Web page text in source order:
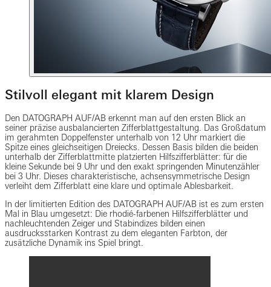
Stilvoll elegant mit klarem Design
Den DATOGRAPH AUF/AB erkennt man auf den ersten Blick an
seiner präzise ausbalancierten Zifferblattgestaltung. Das Großdatum
im gerahmten Doppelfenster unterhalb von 12 Uhr markiert die
Spitze eines gleichseitigen Dreiecks. Dessen Basis bilden die beiden
unterhalb der Zifferblattmitte platzierten Hilfszifferblätter: für die
kleine Sekunde bei 9 Uhr und den exakt springenden Minutenzähler
bei 3 Uhr. Dieses charakteristische, achsensymmetrische Design
verleiht dem Zifferblatt eine klare und optimale Ablesbarkeit.
In der limitierten Edition des DATOGRAPH AUF/AB ist es zum ersten
Mal in Blau umgesetzt: Die rhodié-farbenen Hilfszifferblätter und
nachleuchtenden Zeiger und Stabindizes bilden einen
ausdrucksstarken Kontrast zu dem eleganten Farbton, der
zusätzliche Dynamik ins Spiel bringt.